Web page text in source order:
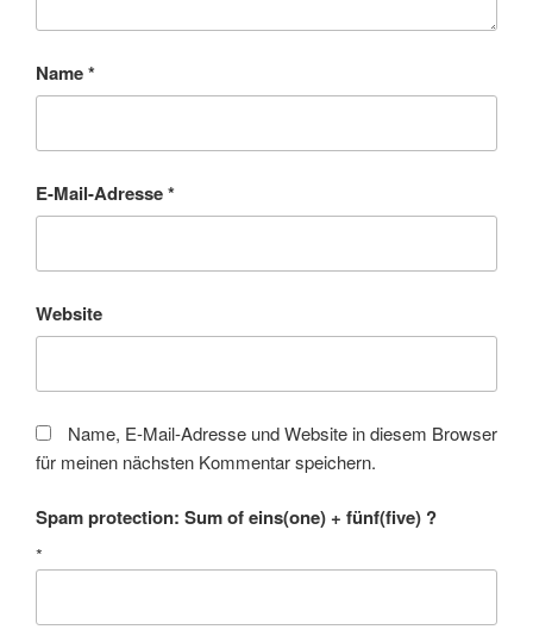
Name*
E-Mail-Adresse*
Website
Name, E-Mail-Adresse und Website in diesem Browser
für meinen nächsten Kommentar speichern.
Spam protection: Sum of eins(one) + fünf(five) ?
*